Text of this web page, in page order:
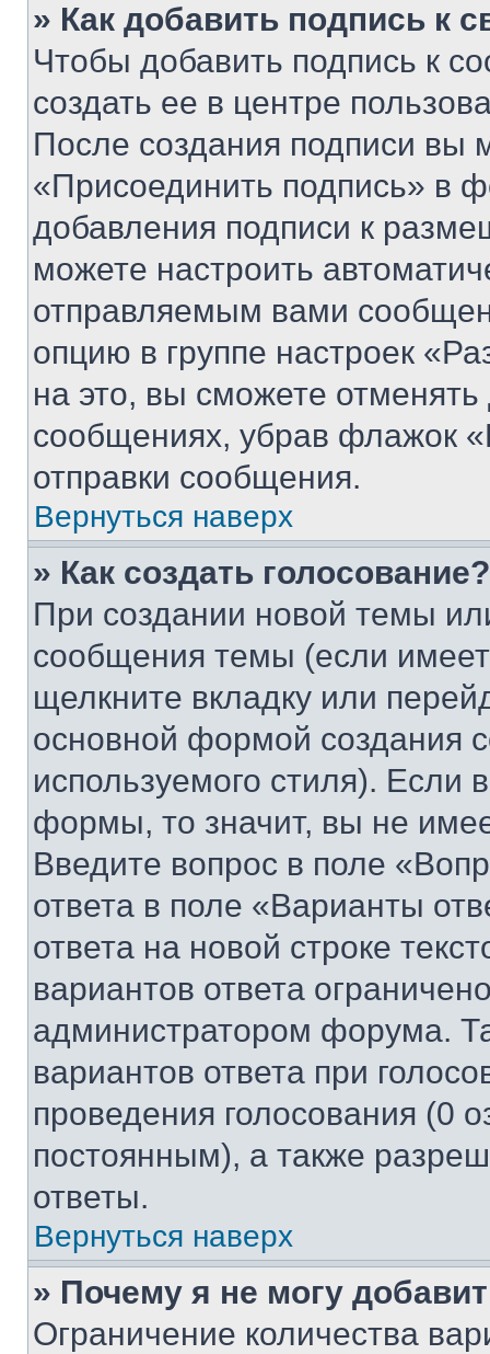
» Как добавить подпись к
Чтобы добавить подпись к
создать ее в центре
После создания подписи вы
«Присоединить подпись» в
добавления подписи к
можете настроить
отправляемым вами
опцию в группе настроек
на это, вы сможете
сообщениях, убрав флажок
отправки сообщения.
Вернуться наверх
» Как создать голосование?
При создании новой темы
сообщения темы (если
щелкните вкладку или
основной формой создания
используемого стиля). Если
формы, то значит, вы не
Введите вопрос в поле
ответа в поле «Варианты
ответа на новой строке
вариантов ответа
администратором форума.
вариантов ответа при
проведения голосования (0
постоянным), а также
ответы.
Вернуться наверх
» Почему я не могу
Ограничение количества